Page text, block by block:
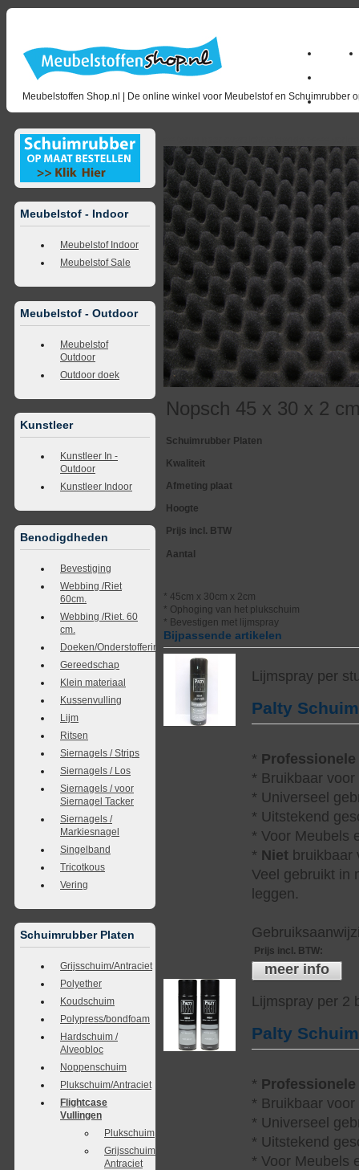
Meubelstoffen Shop.nl | De online winkel voor Meubelstof en Schuimrubber
Home
Meubelstof - Indoor
Meubelstof Indoor
Meubelstof Sale
Meubelstof - Outdoor
Meubelstof
Outdoor
Outdoor doek
Kunstleer
Kunstleer In -
Outdoor
Kunstleer Indoor
Benodigdheden
Bevestiging
Webbing /Riet
60cm.
Webbing /Riet. 60
cm.
Doeken/Onderstoffering
Gereedschap
Klein materiaal
Kussenvulling
Lijm
Ritsen
Siernagels / Strips
Siernagels / Los
Siernagels / voor
Siernagel Tacker
Siernagels /
Markiesnagel
Singelband
Tricotkous
Vering
Schuimrubber Platen
Grijsschuim/Antraciet
Polyether
Koudschuim
Polypress/bondfoam
Hardschuim /
Alveobloc
Noppenschuim
Plukschuim/Antraciet
Flightcase
Vullingen
Plukschuim
Grijsschuim
Antraciet
Nopsch 45 x 30 x 2
Schuimrubber Platen
Kwaliteit
Afmeting plaat
Hoogte
Prijs incl. BTW
Aantal
* 45cm x 30cm x 2cm
* Ophoging van het plukschuim
* Bevestigen met lijmspray
Bijpassende artikelen
Lijmspray per
Palty
* Professionele
* Bruikbaar
* Universeel
* Uitstekend
* Voor Meubels
* Niet bruikbaar
Veel gebruikt in
leggen.
Prijs incl. BTW:
meer info
Lijmspray per 2
Palty
* Professionele
* Bruikbaar
* Universeel
* Uitstekend
* Voor Meubels